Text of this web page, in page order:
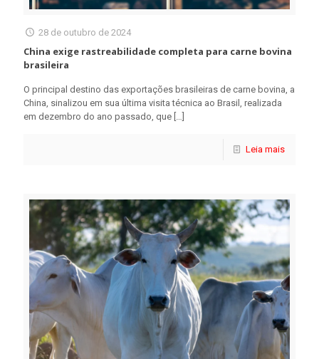
28 de outubro de 2024
China exige rastreabilidade completa para carne bovina
brasileira
O principal destino das exportações brasileiras de carne bovina, a
China, sinalizou em sua última visita técnica ao Brasil, realizada
em dezembro do ano passado, que […]
Leia mais